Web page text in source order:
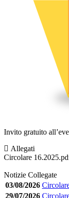
Invito gratuito
Allegati
Circolare
Notizie Collegate
03/08/2026
29/07/2026